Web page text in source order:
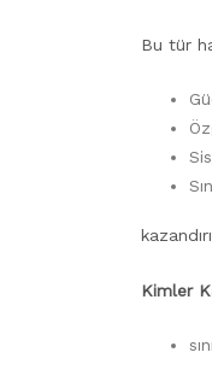
Bu tür
Kimler